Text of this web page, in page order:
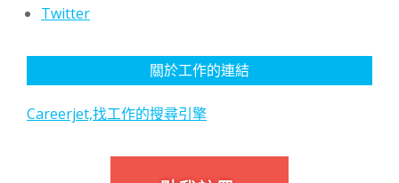
Twitter
關於工作的連結
Careerjet,找工作的搜尋引擎